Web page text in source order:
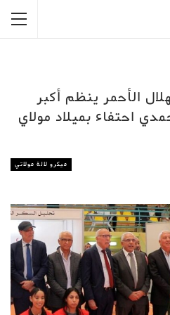
الأحمر ينظم أكبر
احتفاء بميلاد مولاي
ميكرو لالة مولاتي